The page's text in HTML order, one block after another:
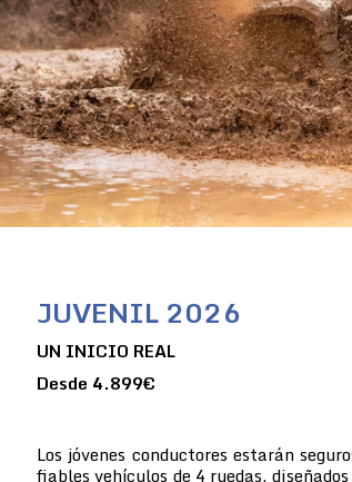
JUVENIL 2026
UN INICIO REAL
Desde 4.899€
Los jóvenes conductores estarán
fiables vehículos de 4 ruedas,